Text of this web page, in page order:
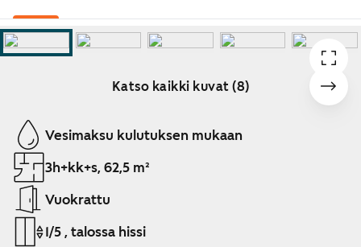
Katso kaikki kuvat (8)
Näytetään dia 1 / 8
Vesimaksu kulutuksen mukaan
3h+kk+s, 62,5 m²
Vuokrattu
1/5 , talossa hissi